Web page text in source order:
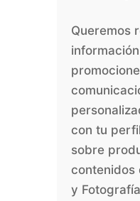
Queremos
con tu
sobre
contenidos
y